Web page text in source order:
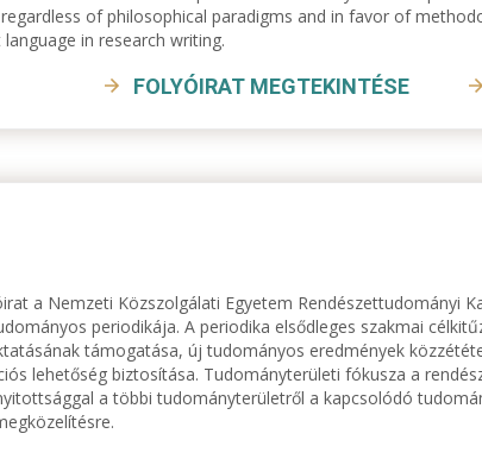
of philosophical paradigms and in favor of
in research writing.
FOLYÓIRAT MEGTEKINTÉSE
a Nemzeti Közszolgálati Egyetem Rendészettudományi
periodikája. A periodika elsődleges szakmai
támogatása, új tudományos eredmények
lehetőség biztosítása. Tudományterületi fókusza a
a többi tudományterületről a kapcsolódó